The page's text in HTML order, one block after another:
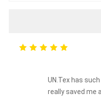
UN.Tex has
really saved me